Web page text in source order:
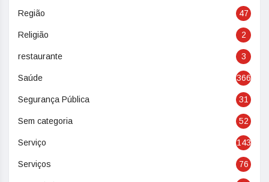
Região 47
Religião 2
restaurante 3
Saúde 366
Segurança Pública 31
Sem categoria 52
Serviço 143
Serviços 76